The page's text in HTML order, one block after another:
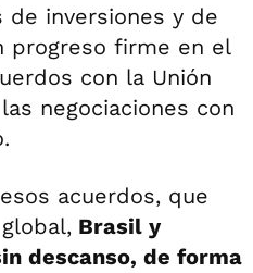
inversiones y de
progreso firme en el
con la Unión
negociaciones con
acuerdos, que
Brasil y
descanso, de forma